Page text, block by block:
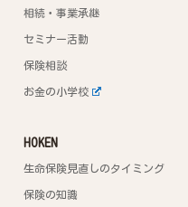
相続・事業承継
セミナー活動
保険相談
お金の小学校
HOKEN
生命保険見直しのタイミング
保険の知識